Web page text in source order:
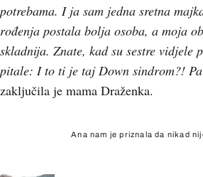
potrebama. I ja sam jedna sretna
rođenja postala bolja osoba, a moja
skladnija. Znate, kad su sestre vidjele
pitale: I to ti je taj Down sindrom?!
zaključila je mama Draženka.
Ana nam je priznala da nikad